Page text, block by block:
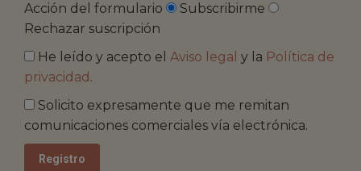
Acción del formulario
Subscribirme
Rechazar suscripción
He leído y acepto el Aviso legal y la Política de
privacidad .
Solicito expresamente que me remitan
comunicaciones comerciales vía electrónica.